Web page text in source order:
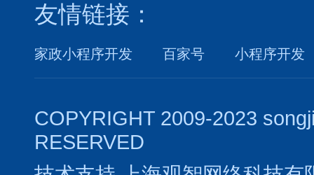
友情链接：
家政小程序开发 百家号 小程序开发
COPYRIGHT 2009-2023
RESERVED